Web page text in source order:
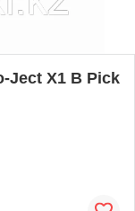
Ject X1 B Pick